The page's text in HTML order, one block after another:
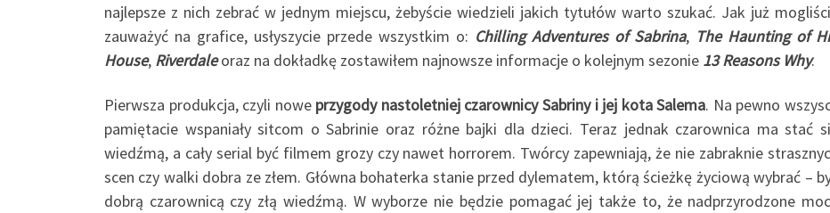
najlepsze z nich zebrać w jednym miejscu, żebyście wiedzieli jakich tytułów warto szukać. Jak już
zauważyć na grafice, usłyszycie przede wszystkim o: Chilling Adventures of Sabrina, The Haunting of
House, Riverdale oraz na dokładkę zostawiłem najnowsze informacje o kolejnym sezonie 13 Reasons Why.
Pierwsza produkcja, czyli nowe przygody nastoletniej czarownicy Sabriny i jej kota Salema. Na pewno
pamiętacie wspaniały sitcom o Sabrinie oraz różne bajki dla dzieci. Teraz jednak czarownica ma stać
wiedźmą, a cały serial być filmem grozy czy nawet horrorem. Twórcy zapewniają, że nie zabraknie
scen czy walki dobra ze złem. Główna bohaterka stanie przed dylematem, którą ścieżkę życiową wybrać –
dobrą czarownicą czy złą wiedźmą. W wyborze nie będzie pomagać jej także to, że nadprzyrodzone